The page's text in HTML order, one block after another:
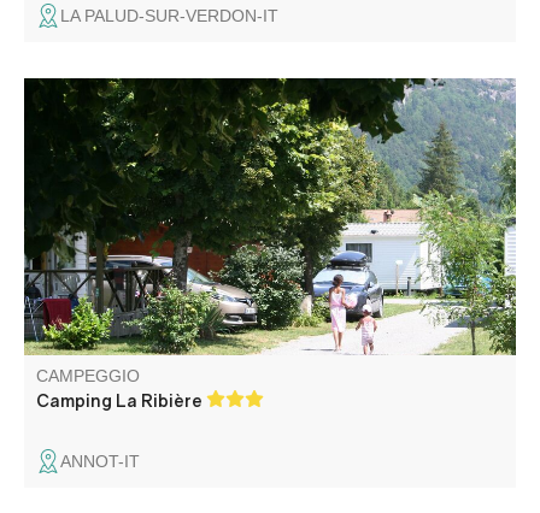
LA PALUD-SUR-VERDON-IT
Situato ai margini del villaggio, il nostro campeggio vi
sedurrà con la sua calma, la sua vista sulla montagna e la
sua dimensione umana. Sul bordo del fiume, con accesso
diretto, potrete rinfrescarvi con i piedi nell'acqua e, perché
no, pescare.
CAMPEGGIO
Camping La Ribière
ANNOT-IT